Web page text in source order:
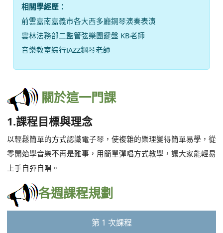
社區大學電子琴老師
相關學經歷：
前雲嘉南嘉義市各大西多廳鋼琴演奏表演
雲林法務部二監管弦樂團鍵盤 KB老師
音樂教室綜行JAZZ鋼琴老師
邑山社大梅山歌唱班老師
關於這一門課
1.課程目標與理念
以輕鬆簡單的方式認識電子琴，使複雜的樂理變得簡單易學，從
零開始學音樂不再是難事，用簡單彈唱方式教學，讓大家能輕易
上手自彈自唱。
各週課程規劃